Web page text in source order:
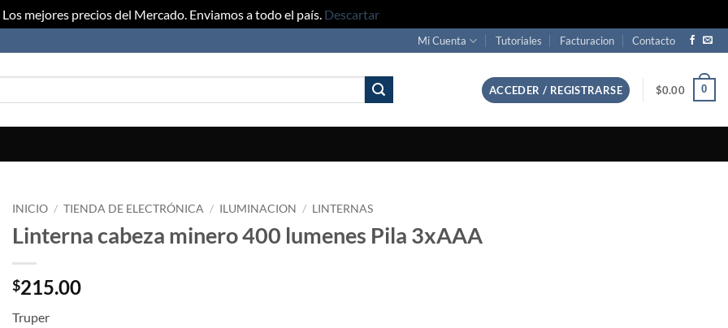
Los mejores precios del Mercado. Enviamos a todo el país. Descartar
Mi Cuenta Tutoriales Facturacion Contacto
ACCEDER / REGISTRARSE $0.00 0
INICIO / TIENDA DE ELECTRÓNICA / ILUMINACION / LINTERNAS
Linterna cabeza minero 400 lumenes Pila 3xAAA
$215.00
Truper